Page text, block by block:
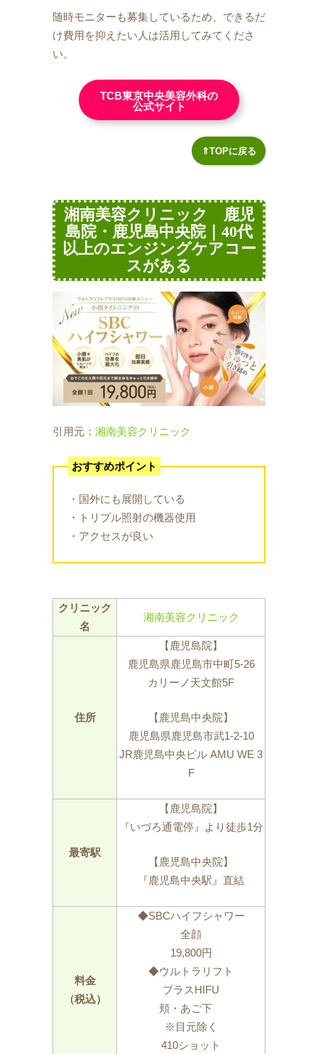
随時モニターも募集しているため、できるだ
け費用を抑えたい人は活用してみてくださ
い。
TCB東京中央美容外科の
公式サイト
⇑TOPに戻る
湘南美容クリニック 鹿児
島院・鹿児島中央院｜40代
以上のエンジングケアコー
スがある
引用元： 湘南美容クリニック
おすすめポイント
・国外にも展開している
・トリプル照射の機器使用
・アクセスが良い
クリニック
名
湘南美容クリニック
住所
【鹿児島院】
鹿児島県鹿児島市中町5-26
カリーノ天文館5F
【鹿児島中央院】
鹿児島県鹿児島市武1-2-10
JR鹿児島中央ビル AMU WE 3
F
最寄駅
【鹿児島院】
『いづろ通電停』より徒歩1分
【鹿児島中央院】
『鹿児島中央駅』直結
料金
（税込）
◆SBCハイフシャワー
全顔
19,800円
◆ウルトラリフト
プラスHIFU
頬・あご下
※目元除く
410ショット